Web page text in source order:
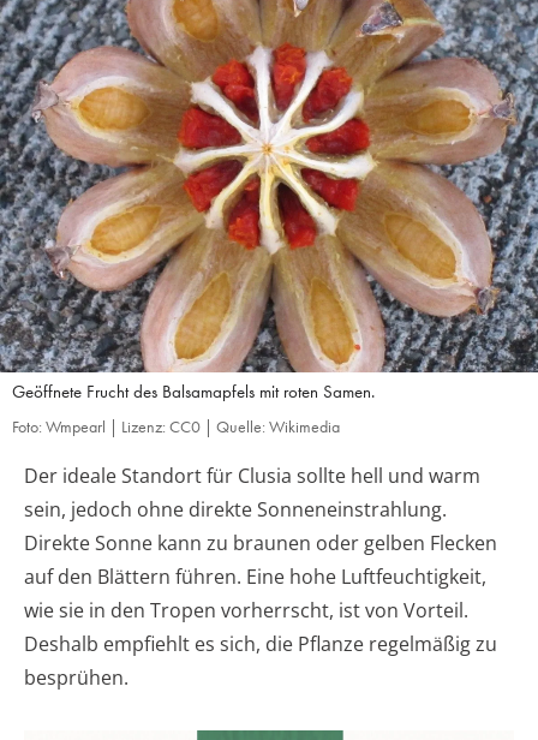
Geöffnete Frucht des Balsamapfels mit roten Samen.
Foto: Wmpearl | Lizenz: CC0 | Quelle: Wikimedia
Der ideale Standort für Clusia sollte hell und warm
sein, jedoch ohne direkte Sonneneinstrahlung.
Direkte Sonne kann zu braunen oder gelben Flecken
auf den Blättern führen. Eine hohe Luftfeuchtigkeit,
wie sie in den Tropen vorherrscht, ist von Vorteil.
Deshalb empfiehlt es sich, die Pflanze regelmäßig zu
besprühen.